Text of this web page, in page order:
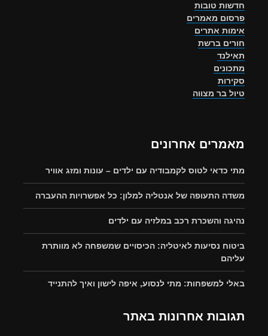
חדשות טובות
פרסום מאמרים
אימות אתרים
חורים ברשת
תאילנד
מתכונים
סקירות
טיול בר מצווה
מאמרים אחרונים
מתי כדאי לטוס לקמבודיה עם ילדים – עונות ומזג אוויר
משדה התעופה של אנטליה למלון: כל אפשרויות ההעברה
נהיגה והשכרת רכב במלזיה עם ילדים
ביטוח נסיעות לאיטליה: הכיסויים שמשפחה לא מוותרת
עליהם
באלי למשפחות: מתי לנסוע, איפה לישון ואיך להתנייד
תגובות אחרונות באתר